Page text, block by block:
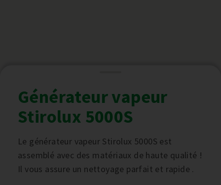
Générateur vapeur
Stirolux 5000S
Le générateur vapeur Stirolux 5000S est
assemblé avec des matériaux de haute qualité !
Il vous assure un nettoyage parfait et rapide .